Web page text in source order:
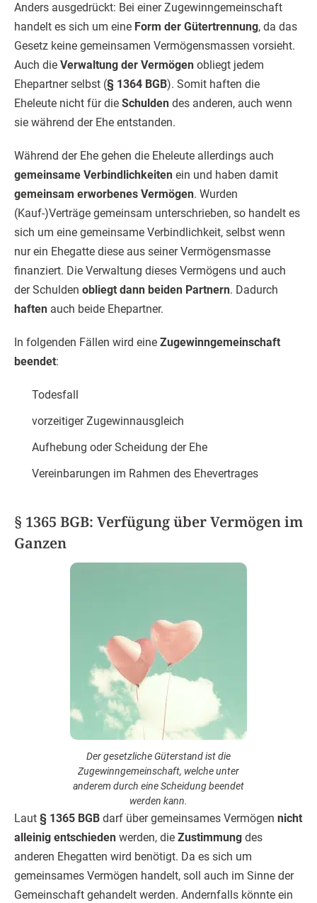
Anders ausgedrückt: Bei einer Zugewinngemeinschaft
handelt es sich um eine Form der Gütertrennung, da das
Gesetz keine gemeinsamen Vermögensmassen vorsieht.
Auch die Verwaltung der Vermögen obliegt jedem
Ehepartner selbst (§ 1364 BGB). Somit haften die
Eheleute nicht für die Schulden des anderen, auch wenn
sie während der Ehe entstanden.
Während der Ehe gehen die Eheleute allerdings auch
gemeinsame Verbindlichkeiten ein und haben damit
gemeinsam erworbenes Vermögen. Wurden
(Kauf-)Verträge gemeinsam unterschrieben, so handelt es
sich um eine gemeinsame Verbindlichkeit, selbst wenn
nur ein Ehegatte diese aus seiner Vermögensmasse
finanziert. Die Verwaltung dieses Vermögens und auch
der Schulden obliegt dann beiden Partnern. Dadurch
haften auch beide Ehepartner.
In folgenden Fällen wird eine Zugewinngemeinschaft
beendet:
Todesfall
vorzeitiger Zugewinnausgleich
Aufhebung oder Scheidung der Ehe
Vereinbarungen im Rahmen des Ehevertrages
§ 1365 BGB: Verfügung über Vermögen im
Ganzen
Der gesetzliche Güterstand ist die
Zugewinngemeinschaft, welche unter
anderem durch eine Scheidung beendet
werden kann.
Laut § 1365 BGB darf über gemeinsames Vermögen nicht
alleinig entschieden werden, die Zustimmung des
anderen Ehegatten wird benötigt. Da es sich um
gemeinsames Vermögen handelt, soll auch im Sinne der
Gemeinschaft gehandelt werden. Andernfalls könnte ein